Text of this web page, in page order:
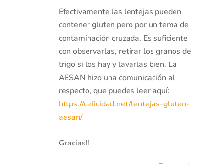
Efectivamente las lentejas pueden
contener gluten pero por un tema de
contaminación cruzada. Es suficiente
con observarlas, retirar los granos de
trigo si los hay y lavarlas bien. La
AESAN hizo una comunicación al
respecto, que puedes leer aquí:
https://celicidad.net/lentejas-gluten-
aesan/
Gracias!!